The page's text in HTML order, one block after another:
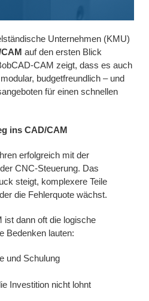
Unternehmen (KMU)
auf den ersten Blick
CAM zeigt, dass es auch
budgetfreundlich – und
für einen schnellen
ins CAD/CAM
erfolgreich mit der
CNC-Steuerung. Das
steigt, komplexere Teile
die Fehlerquote wächst.
ist dann oft die logische
Bedenken lauten:
und Schulung
Investition nicht lohnt